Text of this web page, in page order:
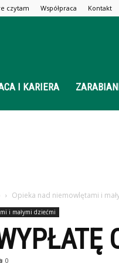
czytam Współpraca Kontakt
I KARIERA
Opieka nad niemowlętami i
i małymi dziećmi
0